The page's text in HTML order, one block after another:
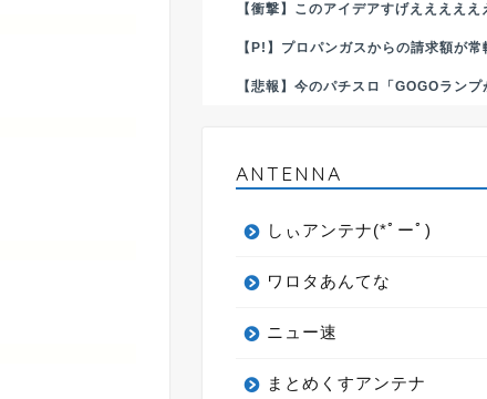
【衝撃】このアイデアすげえええええ
【P!】プロパンガスからの請求額が常
【悲報】今のパチスロ「GOGOランプ
ANTENNA
しぃアンテナ(*ﾟーﾟ)
ワロタあんてな
ニュー速
まとめくすアンテナ